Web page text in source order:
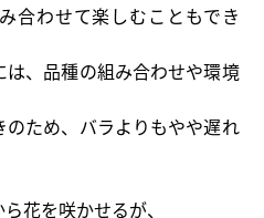
合わせて楽しむこともでき
、品種の組み合わせや環境
ため、バラよりもやや遅れ
花を咲かせるが、